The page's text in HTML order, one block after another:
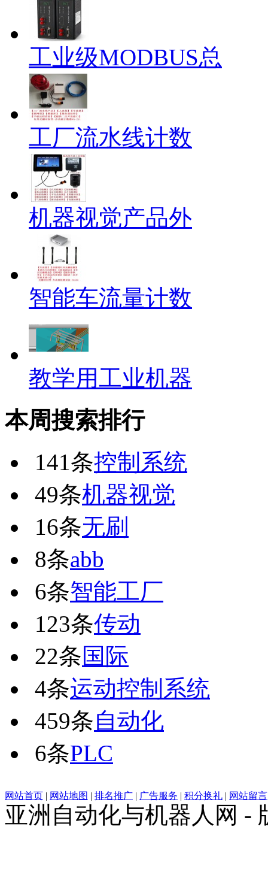
工业级MODBUS总
工厂流水线计数
机器视觉产品外
智能车流量计数
教学用工业机器
本周搜索排行
141条控制系统
49条机器视觉
16条无刷
8条abb
6条智能工厂
123条传动
22条国际
4条运动控制系统
459条自动化
6条PLC
网站首页 | 网站地图 | 排名推广 | 广告服务 | 积分换礼 | 网站留言
亚洲自动化与机器人网 -